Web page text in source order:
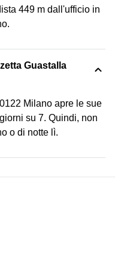
449 m dall'ufficio in
Guastalla
Milano apre le sue
su 7. Quindi, non
o di notte lì.